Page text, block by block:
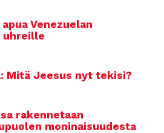
Venezuelan
uhreille
Mitä Jeesus nyt tekisi?
rakennetaan
moninaisuudesta